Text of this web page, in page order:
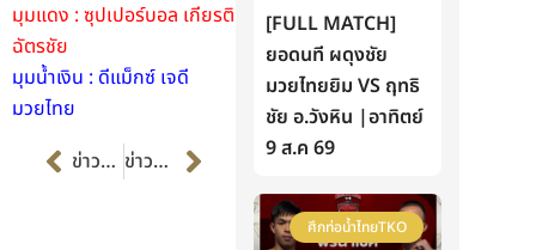
มุมแดง : ซุปเปอร์บอล เกียรติ
ฉัตรชัย
มุมน้ำเงิน : ดีแม็กซ์ เจดี
มวยไทย
Prevข่าวก่อนหน้า ข่าวต่อไป Next
[FULL MATCH]
ยอดนที ผดุงชัย
มวยไทยยิม VS ฤทธิ
ชัย อ.วังหิน |อาทิตย์
9 ส.ค 69
ศึกท่อน้ำไทยTKO